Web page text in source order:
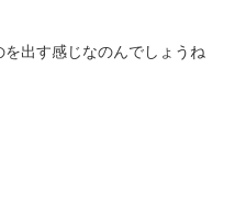
出す感じなのんでしょうね